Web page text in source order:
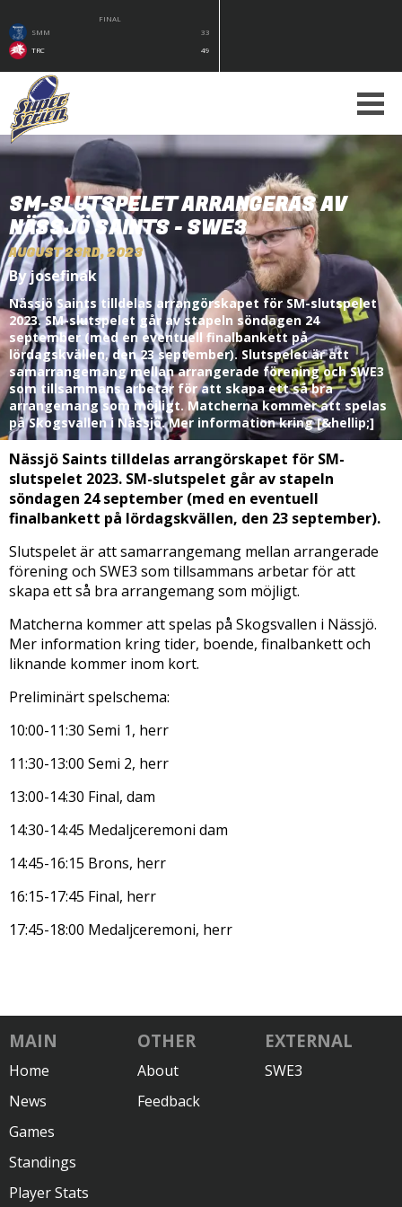
FINAL
SMM
33
TRC
49
SM-SLUTSPELET ARRANGERAS AV
NÄSSJÖ SAINTS - SWE3
AUGUST 23RD, 2023
By josefinak
Nässjö Saints tilldelas arrangörskapet för SM-slutspelet
2023. SM-slutspelet går av stapeln söndagen 24
september (med en eventuell finalbankett på
lördagskvällen, den 23 september). Slutspelet är att
samarrangemang mellan arrangerade förening och SWE3
som tillsammans arbetar för att skapa ett så bra
arrangemang som möjligt. Matcherna kommer att spelas
på Skogsvallen i Nässjö. Mer information kring [&hellip;]
Nässjö Saints tilldelas arrangörskapet för SM-
slutspelet 2023. SM-slutspelet går av stapeln
söndagen 24 september (med en eventuell
finalbankett på lördagskvällen, den 23 september).
Slutspelet är att samarrangemang mellan arrangerade
förening och SWE3 som tillsammans arbetar för att
skapa ett så bra arrangemang som möjligt.
Matcherna kommer att spelas på Skogsvallen i Nässjö.
Mer information kring tider, boende, finalbankett och
liknande kommer inom kort.
Preliminärt spelschema:
10:00-11:30 Semi 1, herr
11:30-13:00 Semi 2, herr
13:00-14:30 Final, dam
14:30-14:45 Medaljceremoni dam
14:45-16:15 Brons, herr
16:15-17:45 Final, herr
17:45-18:00 Medaljceremoni, herr
MAIN
Home
News
Games
Standings
Player Stats
OTHER
About
Feedback
EXTERNAL
SWE3